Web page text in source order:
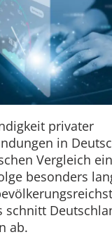
privater
in
Vergleich
besonders
schnitt
ab.